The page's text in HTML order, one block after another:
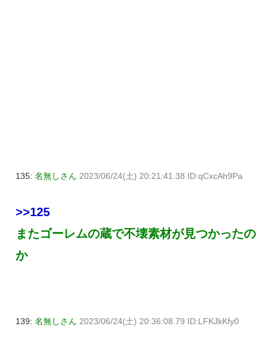
135: 名無しさん 2023/06/24(土) 20:21:41.38 ID:qCxcAh9Pa
>>125
またゴーレムの蔵で不壊素材が見つかったの
か
139: 名無しさん 2023/06/24(土) 20:36:08.79 ID:LFKJkKfy0